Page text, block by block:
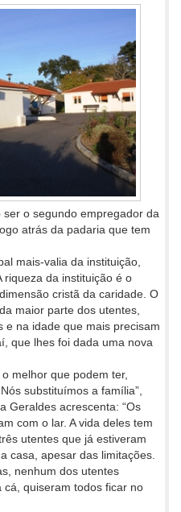
o segundo empregador da
atrás da padaria que tem
mais-valia da instituição,
riqueza da instituição é o
cristã da caridade. O
maior parte dos utentes,
e na idade que mais precisam
que lhes foi dada uma nova
melhor que podem ter,
substituímos a família”,
Geraldes acrescenta: “Os
com o lar. A vida deles tem
utentes que já estiveram
casa, apesar das limitações.
nenhum dos utentes
quiseram todos ficar no